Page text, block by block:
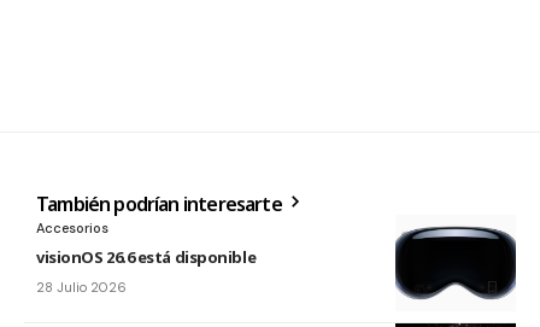
También podrían interesarte
Accesorios
visionOS 26.6 está disponible
28 Julio 2026